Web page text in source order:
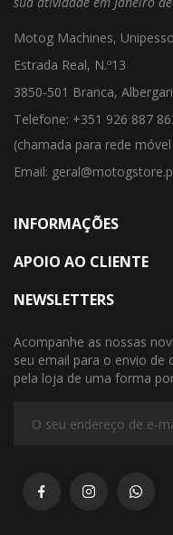
Motog Machines,
Estrada Real, N.º13
3850-501 Branca,
Telefone: +351 926 887
(chamada para rede
Email:
INFORMAÇÕES
APOIO AO CLIENTE
NEWSLETTERS
Acompanhe as nossas
seu email para o envio de
pela loja de uma forma